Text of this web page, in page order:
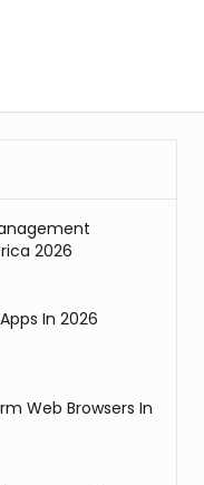
2026
In 2026
Web Browsers In